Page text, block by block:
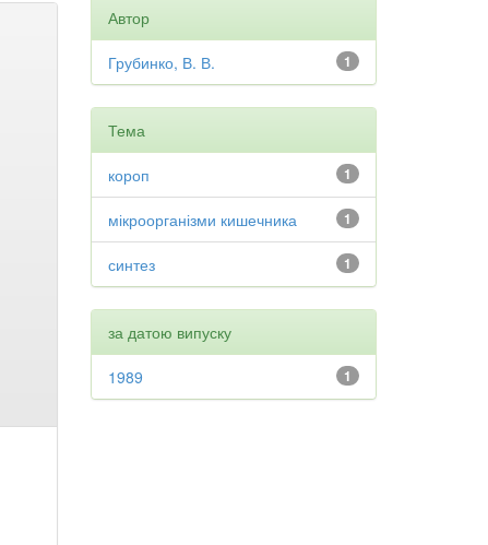
Автор
1
Грубинко, В. В.
Тема
1
короп
1
мікроорганізми кишечника
1
синтез
за датою випуску
1
1989